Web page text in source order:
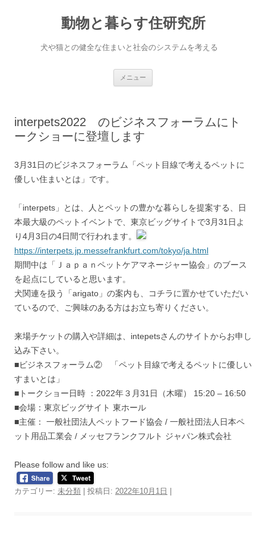
動物と暮らす住研究所
犬や猫との健全な住まいと社会のシステムを考える
メニュー
interpets2022 のビジネスフォーラムにト
ークショーに登壇します
3月31日のビジネスフォーラム「ペット目線で考えるペットに
優しい住まいとは」です。
「interpets」とは、人とペットの豊かな暮らしを提案する、日
本最大級のペットイベントで、東京ビッグサイトで3月31日よ
り4月3日の4日間で行われます。
https://interpets.jp.messefrankfurt.com/tokyo/ja.html
期間中は「Ｊａｐａｎペットケアマネージャー協会」のブース
を起点にしていると思います。
犬関連を扱う「arigato」の案内も、コチラに置かせていただい
ているので、ご興味のある方はお立ち寄りください。
来場チケットの購入や詳細は、intepetsさんのサイトからお申し
込み下さい。
■ビジネスフォーラム② 「ペット目線で考えるペットに優しい
すまいとは」
■トークショー日時 ：2022年３月31日（木曜） 15:20 – 16:50
■会場：東京ビッグサイト 東ホール
■主催： 一般社団法人ペットフード協会 / 一般社団法人日本ペ
ット用品工業会 / メッセフランクフルト ジャパン株式会社
Please follow and like us:
カテゴリー: 未分類 | 投稿日: 2022年10月1日 |